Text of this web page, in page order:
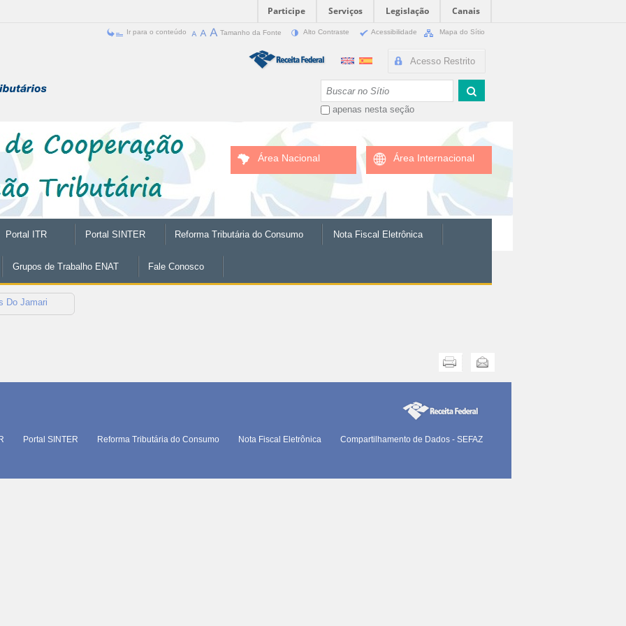
Participe Serviços Legislação
Canais
Ir para o conteúdo Tamanho da Fonte Alto Contraste Acessibilidade Mapa do Sítio
Acesso Restrito
apenas nesta seção
Área Nacional Área Internacional
Portal ITR Portal SINTER Reforma Tributária do Consumo Nota Fiscal Eletrônica
Grupos de Trabalho ENAT Fale Conosco
Do Jamari
Enviar
Portal SINTER Reforma Tributária do Consumo Nota Fiscal Eletrônica
Compartilhamento de Dados - SEFAZ